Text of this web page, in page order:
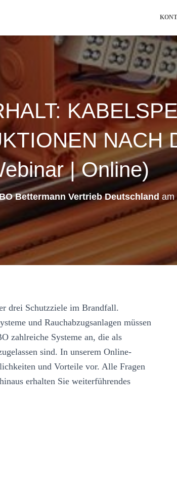
NACH
| Online)
Bettermann Vertrieb Deutschland am
drei Schutzziele im Brandfall.
und Rauchabzugsanlagen müssen
zahlreiche Systeme an, die als
sind. In unserem Online-
und Vorteile vor. Alle Fragen
erhalten Sie weiterführendes